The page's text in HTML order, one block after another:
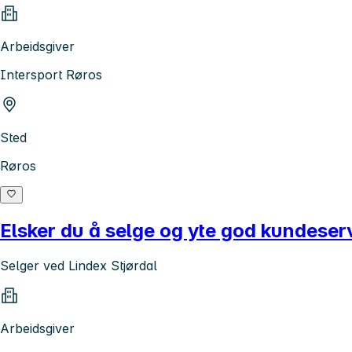
Arbeidsgiver
Intersport Røros
Sted
Røros
Elsker du å selge og yte god
Selger ved Lindex Stjørdal
Arbeidsgiver